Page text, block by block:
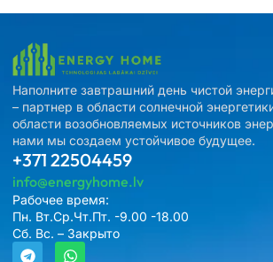
Наполните завтрашний день чистой
– партнер в области солнечной
области возобновляемых источников
нами мы создаем устойчивое будущее.
+371 22504459
info@energyhome.lv
Рабочее время:
Пн. Вт.Ср.Чт.Пт. -9.00 -18.00
Сб. Вс. – Закрыто